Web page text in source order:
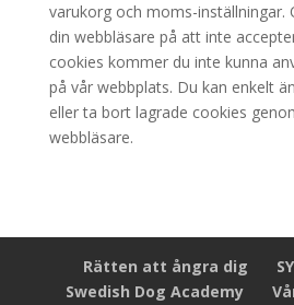
varukorg och moms-inställningar.
din webbläsare på att inte
cookies kommer du inte kunna
på vår webbplats. Du kan enkelt
eller ta bort lagrade cookies
webbläsare.
Rätten att ångra dig
Swedish Dog Academy